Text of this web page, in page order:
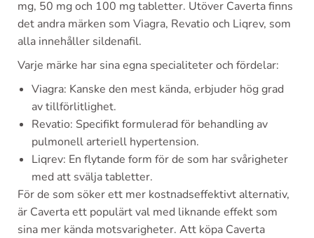
mg, 50 mg och 100 mg tabletter. Utöver Caverta finns
det andra märken som Viagra, Revatio och Liqrev, som
alla innehåller sildenafil.
Varje märke har sina egna specialiteter och fördelar:
Viagra: Kanske den mest kända, erbjuder hög grad
av tillförlitlighet.
Revatio: Specifikt formulerad för behandling av
pulmonell arteriell hypertension.
Liqrev: En flytande form för de som har svårigheter
med att svälja tabletter.
För de som söker ett mer kostnadseffektivt alternativ,
är Caverta ett populärt val med liknande effekt som
sina mer kända motsvarigheter. Att köpa Caverta